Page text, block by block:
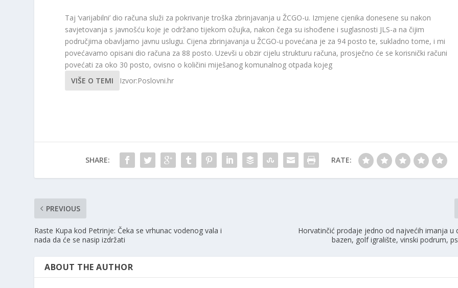
Taj ‘varijabilni’ dio računa služi za pokrivanje troška zbrinjavanja u ŽCGO-u. Izmjene cjenika donesene su nakon
savjetovanja s javnošću koje je održano tijekom ožujka, nakon čega su ishođene i suglasnosti JLS-a na čijim
područjima obavljamo javnu uslugu. Cijena zbrinjavanja u ŽCGO-u povećana je za 94 posto te, sukladno tome, i mi
povećavamo opisani dio računa za 88 posto. Uzevši u obzir cijelu strukturu računa, prosječno će se korisnički računi
povećati za oko 30 posto, ovisno o količini miješanog komunalnog otpada kojeg
VIŠE O TEMI
Izvor:Poslovni.hr
SHARE: RATE:
PREVIOUS
Raste Kupa kod Petrinje: Čeka se vrhunac vodenog vala i
nada da će se nasip izdržati
Horvatinčić prodaje jedno od najvećih imanja u
bazen, golf igralište, vinski podrum,
ABOUT THE AUTHOR